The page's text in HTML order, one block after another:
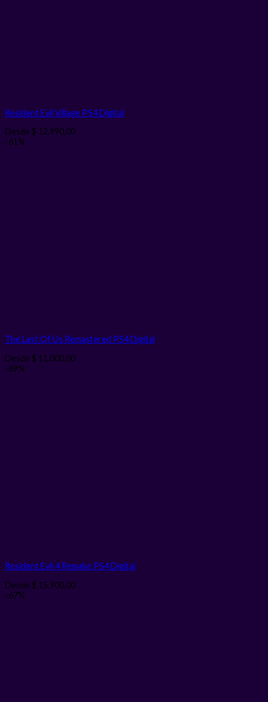
Resident Evil Village PS4Digital
Desde $ 12.990,00
-61%
The Last Of Us Remastered PS4Digital
Desde $ 11.000,00
-69%
Resident Evil 4 Remake PS4Digital
Desde $ 15.900,00
-67%